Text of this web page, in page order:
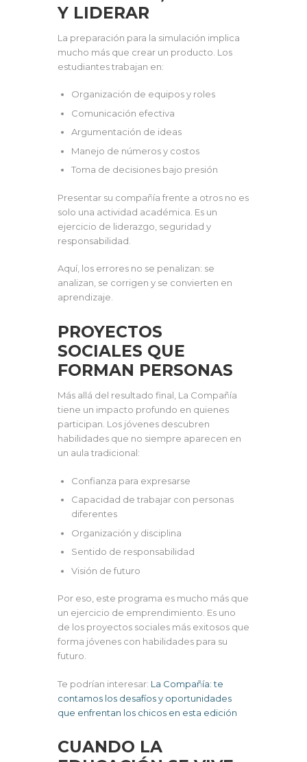
Y LIDERAR
La preparación para la simulación implica
mucho más que crear un producto. Los
estudiantes trabajan en:
Organización de equipos y roles
Comunicación efectiva
Argumentación de ideas
Manejo de números y costos
Toma de decisiones bajo presión
Presentar su compañía frente a otros no es
solo una actividad académica. Es un
ejercicio de liderazgo, seguridad y
responsabilidad.
Aquí, los errores no se penalizan: se
analizan, se corrigen y se convierten en
aprendizaje.
PROYECTOS
SOCIALES QUE
FORMAN PERSONAS
Más allá del resultado final, La Compañía
tiene un impacto profundo en quienes
participan. Los jóvenes descubren
habilidades que no siempre aparecen en
un aula tradicional:
Confianza para expresarse
Capacidad de trabajar con personas
diferentes
Organización y disciplina
Sentido de responsabilidad
Visión de futuro
Por eso, este programa es mucho más que
un ejercicio de emprendimiento. Es uno
de los proyectos sociales más exitosos que
forma jóvenes con habilidades para su
futuro.
Te podrían interesar: La Compañía: te
contamos los desafíos y oportunidades
que enfrentan los chicos en esta edición
CUANDO LA